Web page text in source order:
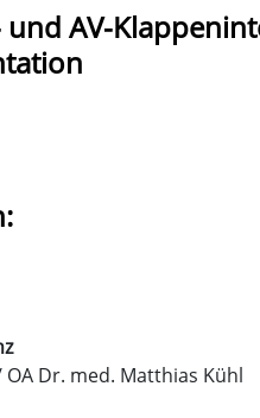
AV-
Dr. med. Matthias Kühl